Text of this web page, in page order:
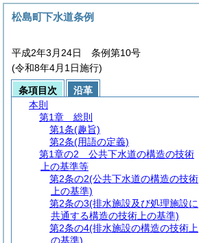
松島町下水道条例
平成2年3月24日 条例第10号
(令和8年4月1日施行)
条項目次
沿革
本則
第1章
総則
第1条(趣旨)
第2条(用語の定義)
第1章の2
公共下水道の構造の技術
上の基準等
第2条の2(公共下水道の構造の技術
上の基準)
第2条の3(排水施設及び処理施設に
共通する構造の技術上の基準)
第2条の4(排水施設の構造の技術上
の基準)